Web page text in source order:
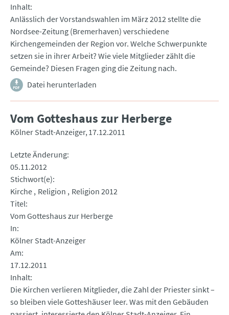
Inhalt
Anlässlich der Vorstandswahlen im März 2012 stellte die
Nordsee-Zeitung (Bremerhaven) verschiedene
Kirchengemeinden der Region vor. Welche Schwerpunkte
setzen sie in ihrer Arbeit? Wie viele Mitglieder zählt die
Gemeinde? Diesen Fragen ging die Zeitung nach.
Datei herunterladen
Vom Gotteshaus zur Herberge
Kölner Stadt-Anzeiger 17.12.2011
Letzte Änderung
05.11.2012
Stichwort(e)
Kirche Religion
Religion 2012
Titel
Vom Gotteshaus zur Herberge
In
Kölner Stadt-Anzeiger
Am
17.12.2011
Inhalt
Die Kirchen verlieren Mitglieder, die Zahl der Priester sinkt –
so bleiben viele Gotteshäuser leer. Was mit den Gebäuden